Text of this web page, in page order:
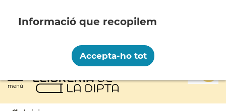
contingut
menú
personal amb les següents finalitats:
Funcionalitat, Analítica.
Més informació
Canviar preferències
Accepta-ho tot